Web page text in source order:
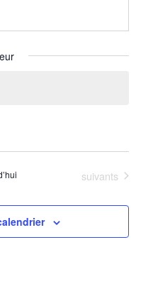
Évènements
suivants